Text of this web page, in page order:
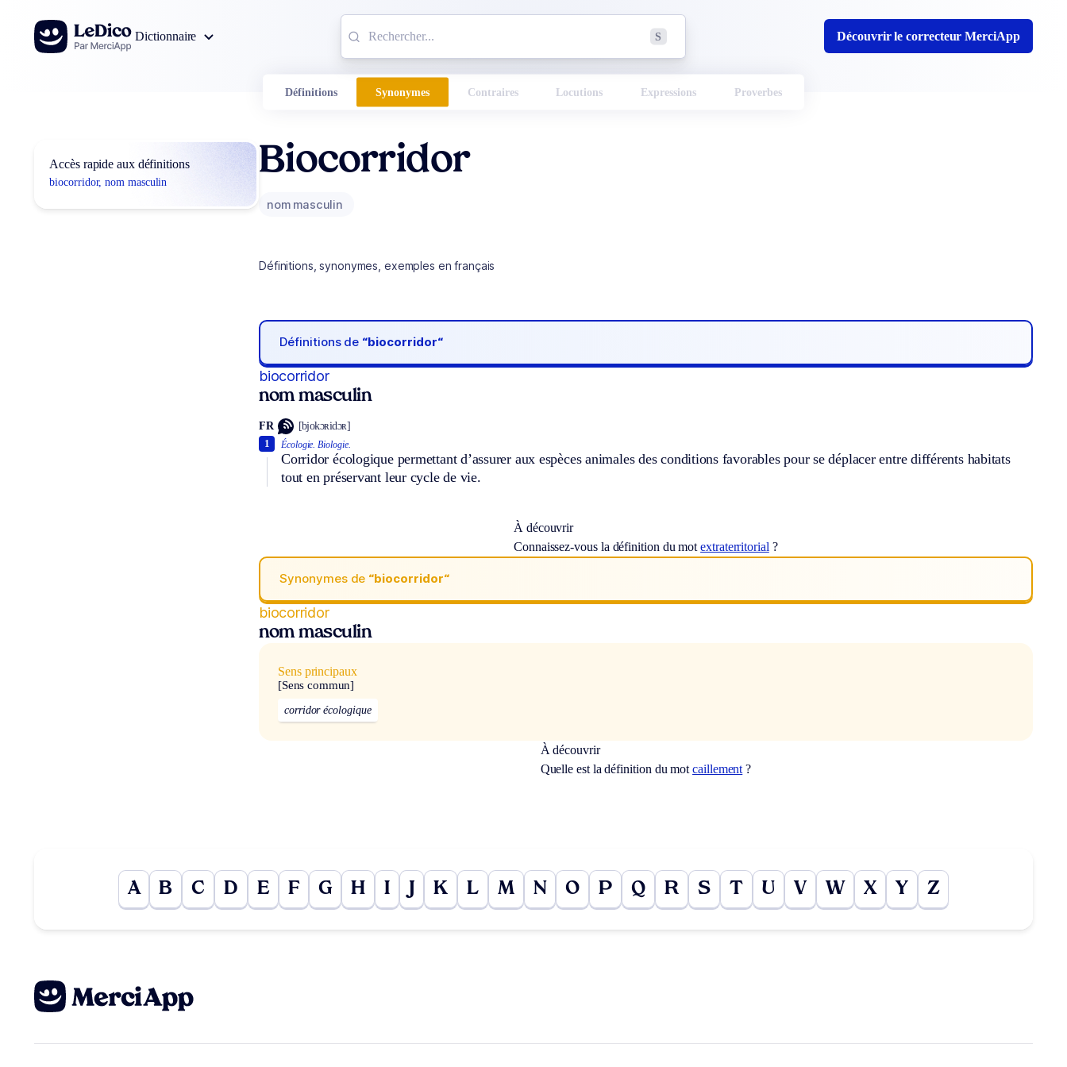
Aller au contenu
Dictionnaire
S Découvrir le correcteur MerciApp
Définitions Synonymes Contraires Locutions Expressions Proverbes
Accès rapide aux définitions
biocorridor, nom masculin
Biocorridor
nom masculin
Définitions, synonymes, exemples en français
Définitions de “biocorridor“
biocorridor
nom masculin
FR [bjokɔʀidɔʀ]
Écologie. Biologie.
Corridor écologique permettant d’assurer aux espèces animales des conditions favorables pour se déplacer entre différents habitats
tout en préservant leur cycle de vie.
1
À découvrir
Connaissez-vous la définition du motextraterritorial ?
Synonymes de “biocorridor“
biocorridor
nom masculin
Sens principaux
[Sens commun]
corridor écologique
À découvrir
Quelle est la définition du motcaillement ?
A B C D E F G H I J K L M N O P Q R S T U V W X Y Z